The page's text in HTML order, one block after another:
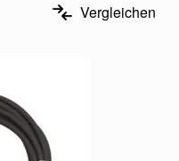
Vergleichen